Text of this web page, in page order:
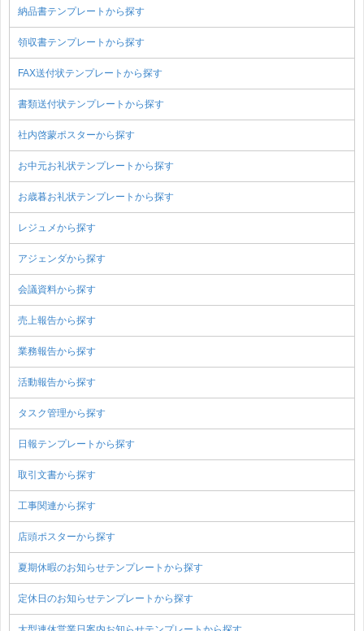
納品書テンプレートから探す
領収書テンプレートから探す
FAX送付状テンプレートから探す
書類送付状テンプレートから探す
社内啓蒙ポスターから探す
お中元お礼状テンプレートから探す
お歳暮お礼状テンプレートから探す
レジュメから探す
アジェンダから探す
会議資料から探す
売上報告から探す
業務報告から探す
活動報告から探す
タスク管理から探す
日報テンプレートから探す
取引文書から探す
工事関連から探す
店頭ポスターから探す
夏期休暇のお知らせテンプレートから探す
定休日のお知らせテンプレートから探す